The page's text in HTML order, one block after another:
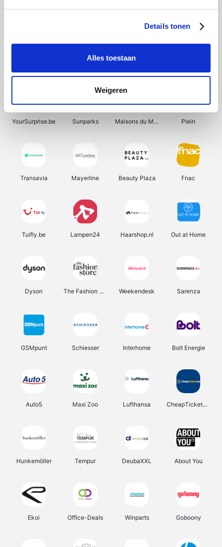
Details tonen
Alles toestaan
Weigeren
Shein Get Your Guide Bergfreunde Pazzox
YourSurprise.be Sunparks Maisons du Monde Plein
Transavia Mayerline Beauty Plaza Fnac
Tuifly.be Lampen24 Haarshop.nl Out at Home
Dyson The Fashion Store Weekendesk Sarenza
GSMpunt Schiesser Interhome Bolt Energie
Auto5 Maxi Zoo Lufthansa CheapTickets.be
Hunkemöller Tempur DeubaXXL About You
Ekoi Office-Deals Winparts Goboony